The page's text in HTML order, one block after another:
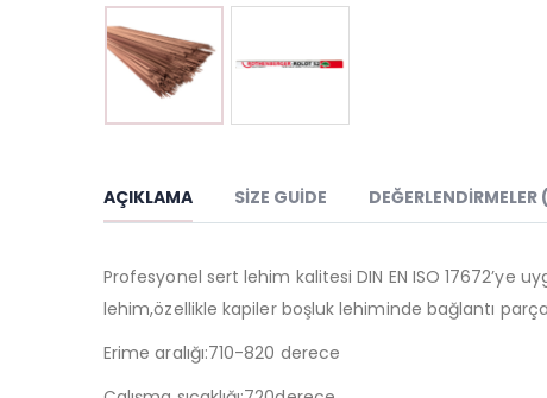
AÇIKLAMA SIZE GUIDE
Profesyonel sert lehim kalitesi DIN EN ISO 17672’ye
lehim,özellikle kapiler boşluk lehiminde bağlantı
Erime aralığı:710-820 derece